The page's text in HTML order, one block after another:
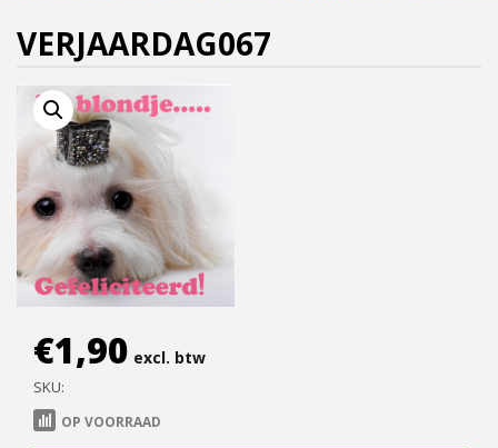
VERJAARDAG067
€1,90 excl. btw
SKU:
OP VOORRAAD